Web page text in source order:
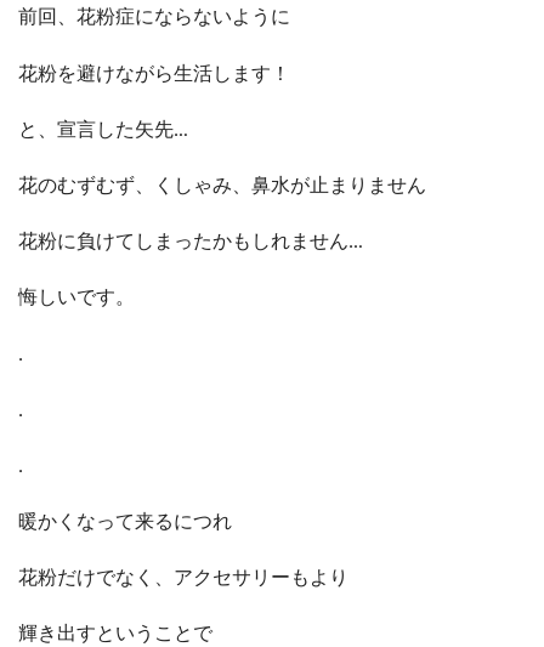
前回、花粉症にならないように
花粉を避けながら生活します！
と、宣言した矢先…
花のむずむず、くしゃみ、鼻水が止まりません
花粉に負けてしまったかもしれません…
悔しいです。
.
.
.
暖かくなって来るにつれ
花粉だけでなく、アクセサリーもより
輝き出すということで